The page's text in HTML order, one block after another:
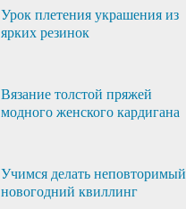
Урок плетения украшения из
ярких резинок
Вязание толстой пряжей
модного женского кардигана
Учимся делать неповторимый
новогодний квиллинг